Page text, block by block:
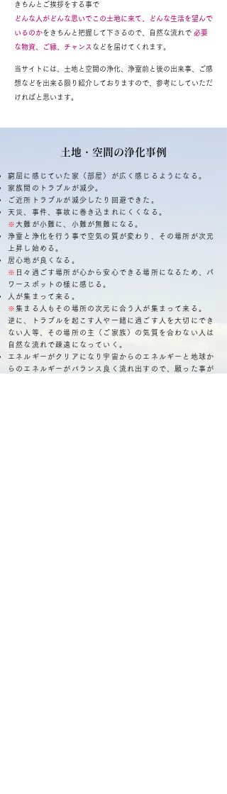
きちんとご挨拶をする事で
どんな人がどんな思いでこの土地に来て、どんな生活を望んで
いるのかをきちんと把握して下さるので、自然な流れで 必要
な物資、ご縁、チャンス などを届けてくれます。
当サイトには、土地と空間の浄化、浄霊前と後の出来事、ご感
想などを出来る限り紹介しておりますので、参考にしていただ
ければと思います。
​土地・空間の浄化事例
窮屈に感じていた家（部屋）が広く感じるようになる。
家族間のトラブルが減少。
ご近所トラブルが減少したり回避できた。
天災、事件、事故に巻き込まれにくくなる。
※ 大難が小難に、小難が無難になる。
浄霊と浄化を行う事で空気の質が変わり、その場所が次元
上昇し始める。
居心地が良くなる。
※ 日々過ごす場所が心から安心できる場所になるため、パ
ワースポットの様に感じる。
人が集まって来る。
※ 集まる人もその場所の次元に合う人が集まって来る。
逆に、トラブルを起こす人や一緒に過ごす人を大切にでき
ない人等、その場所の主（ご家族）の気質を合わない人は
自然な流れで疎遠になっていく。
エネルギーがクリアになり宇宙からのエネルギーと地球か
らのエネルギーがバランス良く流れ出すので、願った事が